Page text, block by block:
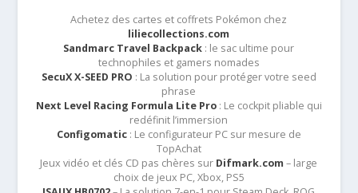
Achetez des cartes et coffrets Pokémon chez
liliecollections.com
Sandmarc Travel Backpack : le sac ultime pour
technophiles et gamers nomades
SecuX X-SEED PRO : La solution pour protéger votre seed
phrase
Next Level Racing Formula Lite Pro: Le cockpit pliable qui
redéfinit l’immersion
Configomatic: Le configurateur PC sur mesure de
TopAchat
Jeux vidéo et clés CD pas chères sur Difmark.com – large
choix de jeux PC, Xbox, PS5